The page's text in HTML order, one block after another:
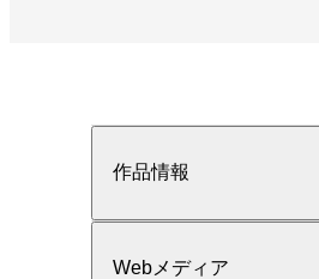
作品情報
Webメディア